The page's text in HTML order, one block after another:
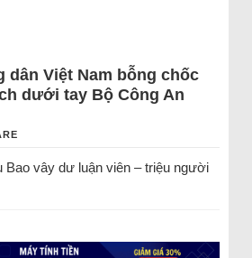
dân Việt Nam bỗng chốc
dưới tay Bộ Công An
Bao vây dư luận viên – triệu người